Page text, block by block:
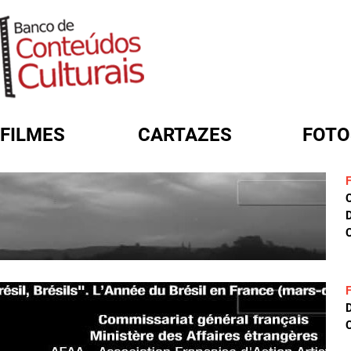
FILMES CARTAZES
FORMULÁRIO DE BUSCA